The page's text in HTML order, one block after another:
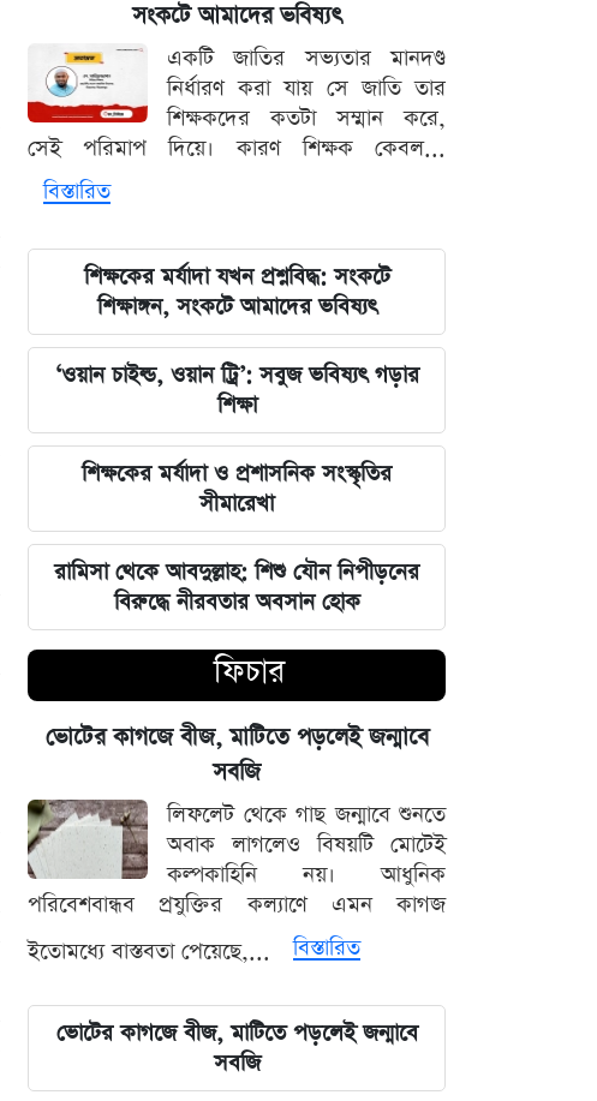
২০২৩ সালের ইসরায়েলি হামলার ক্ষত:
আড়াই বছর পর উদ্ধার ৪০ শিশুর
দেহাবশেষ
জুলাই শহীদদের কবর বাঁধানোর বরাদ্দও
হোসেন
শেয়ারবাজারে আর্থিক কেলেঙ্কারির তদন্তের
বড় আপডেট জানাল দুদক
যুদ্ধের বড় প্রস্তুতি নিচ্ছে ইরান, আকাশ
প্রতিরক্ষা ও অস্ত্র ব্যবস্থার ব্যাপক
আধুনিকায়ন
চার বিভাগে দুর্যোগপূর্ণ আবহাওয়ার আশঙ্কায়
আবহাওয়া দপ্তরের বিশেষ সতর্কতা
হাসিনাকে মাইক দেওয়ায় ভারতকে
কাঠগড়ায় তুললেন সালাহউদ্দিন
বিশ্ববাজারের পথ ধরে দেশীয় বাজারেও
স্বর্ণের অস্বাভাবিক মূল্যবৃদ্ধি
গ্যাস ও বিদ্যুৎ সংকট মোকাবিলায় নতুন
আশার খবর দিলেন জ্বালানিমন্ত্রী
নদীদূষণ দূর করতে না পারলে ভবিষ্যৎ
প্রজন্মের কাছে জবাব দিতে হবে: প্রধানমন্ত্রী
ফ্যাসিবাদবিরোধী সব শক্তির জাতীয় ঐক্য
বজায় রাখা এখন সময়ের দাবি: মাহদী
সংকটে আমাদের ভবিষ্যৎ
একটি জাতির সভ্যতার মানদণ্ড
নির্ধারণ করা যায় সে জাতি তার
শিক্ষকদের কতটা সম্মান করে,
সেই পরিমাপ দিয়ে। কারণ শিক্ষক কেবল...
বিস্তারিত
শিক্ষকের মর্যাদা যখন প্রশ্নবিদ্ধ: সংকটে
শিক্ষাঙ্গন, সংকটে আমাদের ভবিষ্যৎ
‘ওয়ান চাইল্ড, ওয়ান ট্রি’: সবুজ ভবিষ্যৎ গড়ার
শিক্ষা
শিক্ষকের মর্যাদা ও প্রশাসনিক সংস্কৃতির
সীমারেখা
রামিসা থেকে আবদুল্লাহ: শিশু যৌন নিপীড়নের
বিরুদ্ধে নীরবতার অবসান হোক
ফিচার
ভোটের কাগজে বীজ, মাটিতে পড়লেই জন্মাবে
সবজি
লিফলেট থেকে গাছ জন্মাবে শুনতে
অবাক লাগলেও বিষয়টি মোটেই
কল্পকাহিনি নয়। আধুনিক
পরিবেশবান্ধব প্রযুক্তির কল্যাণে এমন কাগজ
ইতোমধ্যে বাস্তবতা পেয়েছে,...
বিস্তারিত
ভোটের কাগজে বীজ, মাটিতে পড়লেই জন্মাবে
সবজি